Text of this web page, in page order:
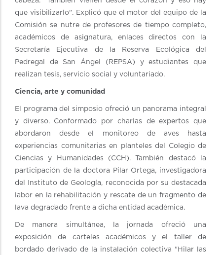
que visibilizarlo". Explicó que el motor del equipo de la
Comisión se nutre de profesores de tiempo completo,
académicos de asignatura, enlaces directos con la
Secretaría Ejecutiva de la Reserva Ecológica del
Pedregal de San Ángel (REPSA) y estudiantes que
realizan tesis, servicio social y voluntariado.
Ciencia, arte y comunidad
El programa del simposio ofreció un panorama integral
y diverso. Conformado por charlas de expertos que
abordaron desde el monitoreo de aves hasta
experiencias comunitarias en planteles del Colegio de
Ciencias y Humanidades (CCH). También destacó la
participación de la doctora Pilar Ortega, investigadora
del Instituto de Geología, reconocida por su destacada
labor en la rehabilitación y rescate de un fragmento de
lava degradado frente a dicha entidad académica.
De manera simultánea, la jornada ofreció una
exposición de carteles académicos y el taller de
bordado derivado de la instalación colectiva "Hilar las